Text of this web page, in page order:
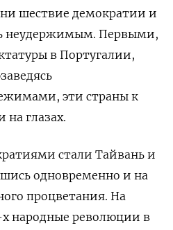
шествие демократии и
неудержимым. Первыми,
в Португалии,
эти страны к
на глазах.
стали Тайвань и
одновременно и на
процветания. На
народные революции в